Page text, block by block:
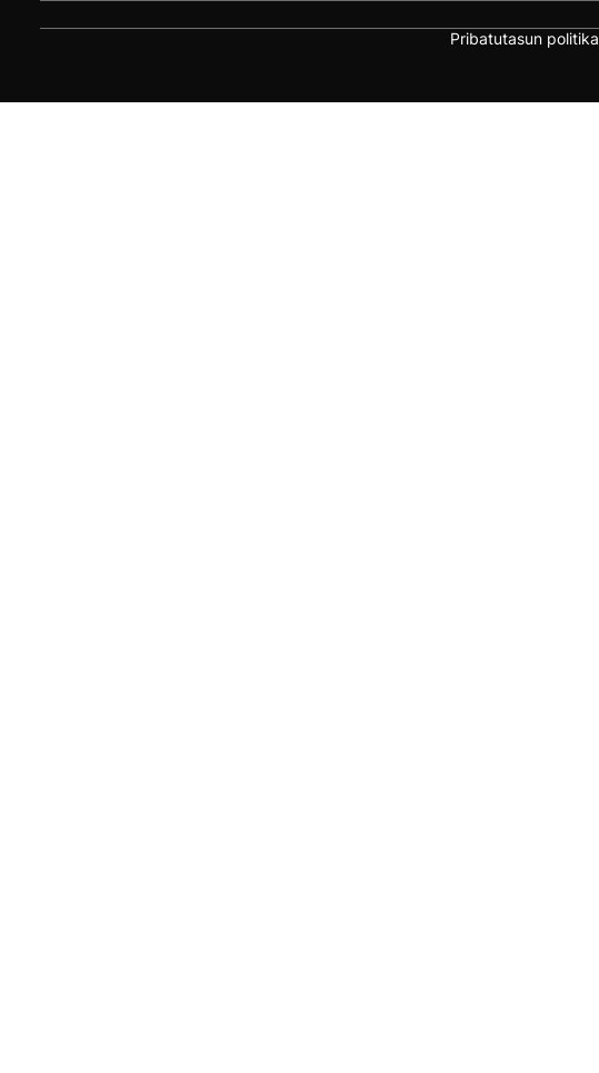
Pribatutasun politika